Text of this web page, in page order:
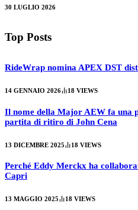
30 LUGLIO 2026
Top Posts
RideWrap nomina APEX DST
14 GENNAIO 2026 18 VIEWS
Il nome della Major AEW fa una
partita di ritiro di John Cena
13 DICEMBRE 2025 18 VIEWS
Perché Eddy Merckx ha
Capri
13 MAGGIO 2025 18 VIEWS